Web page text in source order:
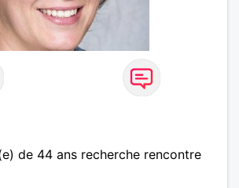
de 44 ans recherche rencontre